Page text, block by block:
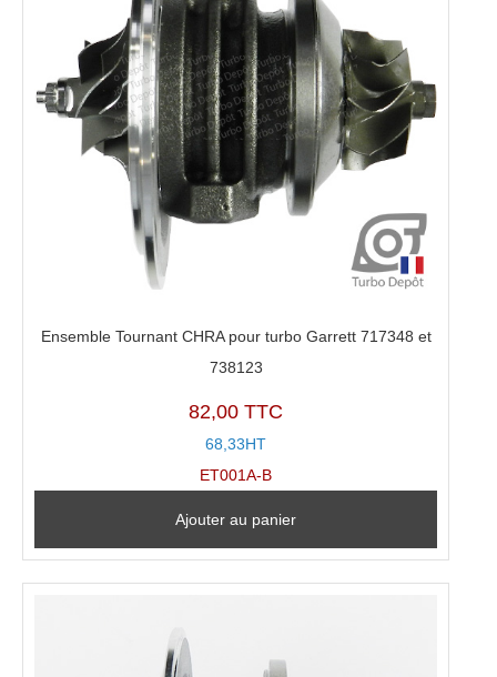
Ensemble Tournant CHRA pour turbo Garrett 717348 et
738123
82,00 TTC
68,33HT
ET001A-B
Ajouter au panier